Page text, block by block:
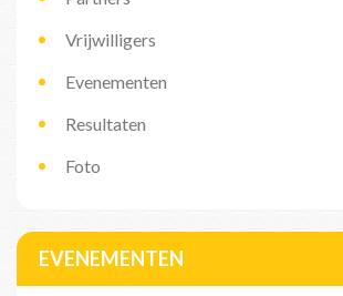
Vrijwilligers
Evenementen
Resultaten
Foto
EVENEMENTEN